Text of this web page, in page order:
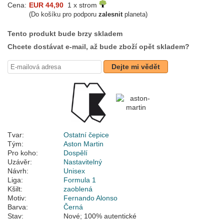
Cena: EUR 44,90 1 x strom
(Do košíku pro podporu zalesnitplaneta)
Tento produkt bude brzy skladem
Chcete dostávat e-mail, až bude zboží opět skladem?
Dejte mi vědět
Tvar:
Ostatní čepice
Tým:
Aston Martin
Pro koho:
Dospělí
Uzávěr:
Nastavitelný
Návrh:
Unisex
Liga:
Formula 1
Kšilt:
zaoblená
Motiv:
Fernando Alonso
Barva:
Černá
Stav:
Nové; 100% autentické